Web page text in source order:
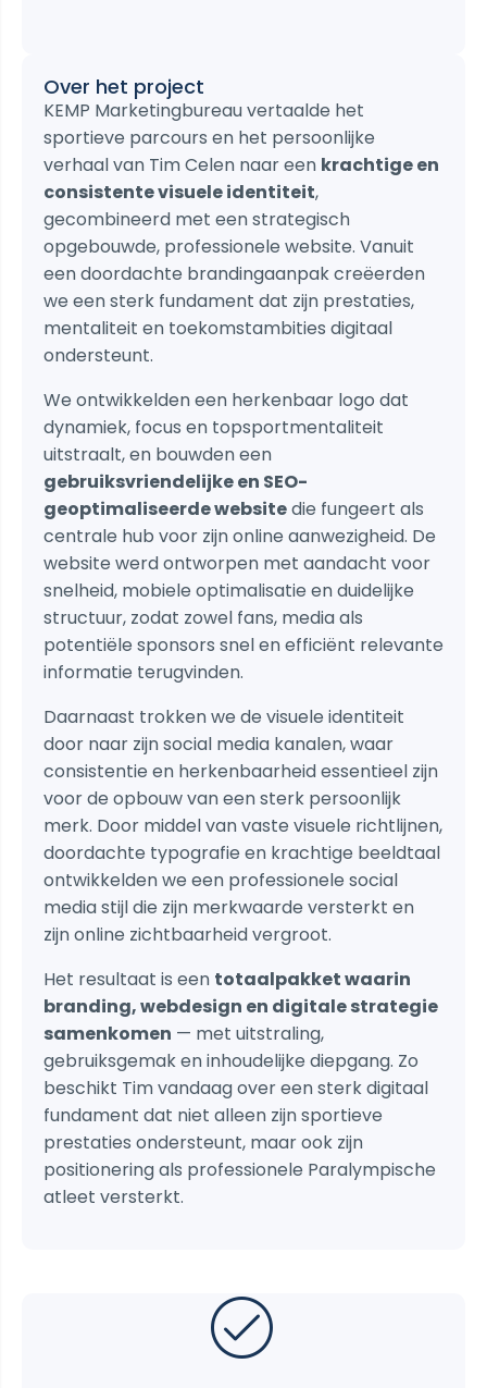
Over het project
KEMP Marketingbureau vertaalde het
sportieve parcours en het persoonlijke
verhaal van Tim Celen naar een krachtige en
consistente visuele identiteit,
gecombineerd met een strategisch
opgebouwde, professionele website. Vanuit
een doordachte brandingaanpak creëerden
we een sterk fundament dat zijn prestaties,
mentaliteit en toekomstambities digitaal
ondersteunt.
We ontwikkelden een herkenbaar logo dat
dynamiek, focus en topsportmentaliteit
uitstraalt, en bouwden een
gebruiksvriendelijke en SEO-
geoptimaliseerde websitedie fungeert als
centrale hub voor zijn online aanwezigheid. De
website werd ontworpen met aandacht voor
snelheid, mobiele optimalisatie en duidelijke
structuur, zodat zowel fans, media als
potentiële sponsors snel en efficiënt relevante
informatie terugvinden.
Daarnaast trokken we de visuele identiteit
door naar zijn social media kanalen, waar
consistentie en herkenbaarheid essentieel zijn
voor de opbouw van een sterk persoonlijk
merk. Door middel van vaste visuele richtlijnen,
doordachte typografie en krachtige beeldtaal
ontwikkelden we een professionele social
media stijl die zijn merkwaarde versterkt en
zijn online zichtbaarheid vergroot.
Het resultaat is een totaalpakket waarin
branding, webdesign en digitale strategie
samenkomen — met uitstraling,
gebruiksgemak en inhoudelijke diepgang. Zo
beschikt Tim vandaag over een sterk digitaal
fundament dat niet alleen zijn sportieve
prestaties ondersteunt, maar ook zijn
positionering als professionele Paralympische
atleet versterkt.